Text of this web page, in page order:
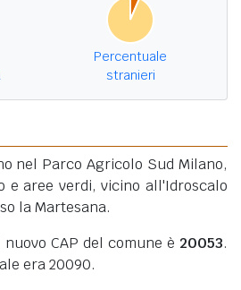
Percentuale
stranieri
nel Parco Agricolo Sud Milano,
aree verdi, vicino all'Idroscalo
la Martesana.
CAP del comune è 20053.
era 20090.